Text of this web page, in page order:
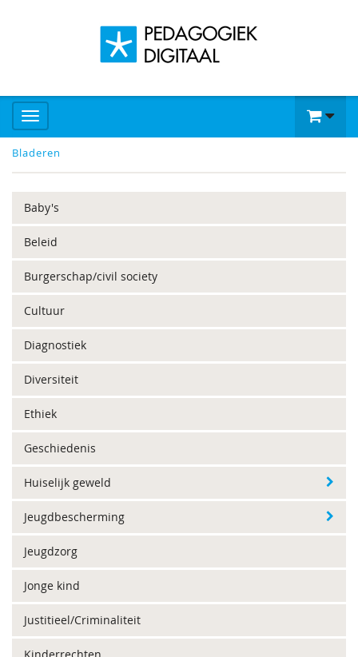
Bladeren
Baby's
Beleid
Burgerschap/civil society
Cultuur
Diagnostiek
Diversiteit
Ethiek
Geschiedenis
Huiselijk geweld
Jeugdbescherming
Jeugdzorg
Jonge kind
Justitieel/Criminaliteit